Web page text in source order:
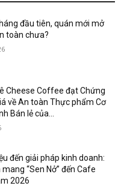
đầu tiên, quán mới mở
toàn chưa?
Cheese Coffee đạt Chứng
về An toàn Thực phẩm Cơ
Bán lẻ của...
đến giải pháp kinh doanh:
“Sen Nở” đến Cafe
2026